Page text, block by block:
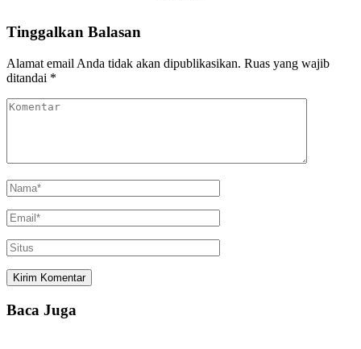
Tinggalkan Balasan
Alamat email Anda tidak akan dipublikasikan. Ruas yang wajib
ditandai *
Baca Juga